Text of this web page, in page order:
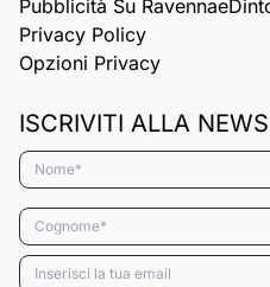
Pubblicità Su
Privacy Policy
Opzioni Privacy
ISCRIVITI ALLA
Nome*
Cognome*
Email*